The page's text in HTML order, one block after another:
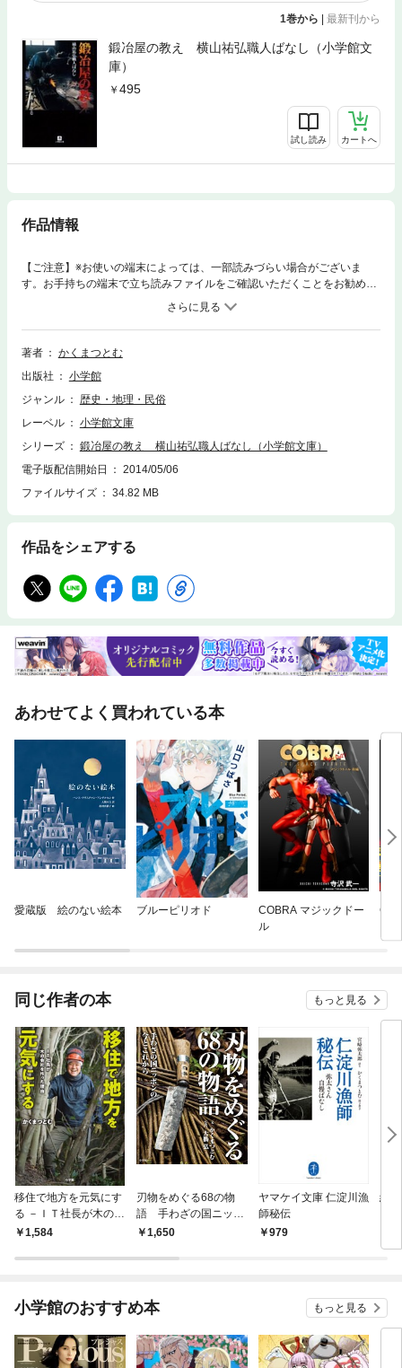
1巻から 最新刊から
鍛冶屋の教え 横山祐弘職人ばなし（小学館文
庫）
495
試し読み カートへ
作品情報
【ご注意】※お使いの端末によっては、一部読みづらい場合がございま
す。お手持ちの端末で立ち読みファイルをご確認いただくことをお勧めし
ます。水戸斉昭の刀鍛冶から、農具・生活刃物を打つ職人へ。幕末から平
成の現在まで、鉄とかかわってきた奥久慈の野鍛冶・横山祐弘氏が語る、
鉄の不思議と道具の魅力。懐しい日本を思い出す、文庫書き下ろしの聞き
書き集。※この商品は紙の書籍のページを画像にした電子書籍です。文字
い。 試し読みファイルにより、ご購入前にお手持ちの端末での表示をご確
認ください。
著者
かくまつとむ
出版社
小学館
ジャンル
歴史・地理・民俗
レーベル
小学館文庫
シリーズ
鍛冶屋の教え 横山祐弘職人ばなし（小学館文庫）
電子版配信開始日
2014/05/06
ファイルサイズ
34.82 MB
作品をシェアする
あわせてよく買われている本
愛蔵版 絵のない絵本 ブルーピリオド
COBRA マジックドー
ル
同じ作者の本 もっと見る
移住で地方を元気にす
る －ＩＴ社長が木の会
社を作った理由－
1,584
刃物をめぐる68の物
語 手わざの国ニッポ
ンの今とこれから
1,650
ヤマケイ文庫 仁淀川漁
師秘伝
979
縄
小学館のおすすめ本 もっと見る